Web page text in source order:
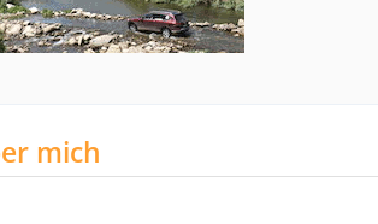
mich